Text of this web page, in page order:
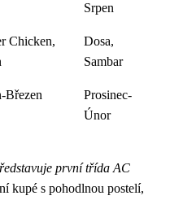
Srpen
Chicken,
Dosa,
Sambar
Březen
Prosinec-
Únor
první třída AC
kupé s pohodlnou postelí,